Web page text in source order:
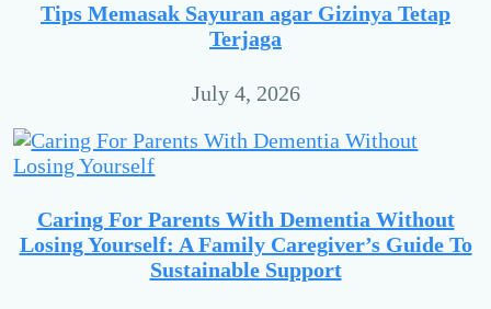
Tips Memasak Sayuran agar Gizinya Tetap
Terjaga
July 4, 2026
Caring For Parents With Dementia Without
Losing Yourself: A Family Caregiver’s Guide To
Sustainable Support